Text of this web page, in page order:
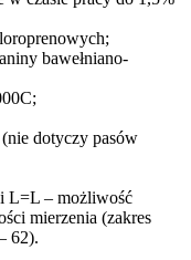
bawełniano-
dotyczy pasów
L=L – możliwość
mierzenia (zakres
62).